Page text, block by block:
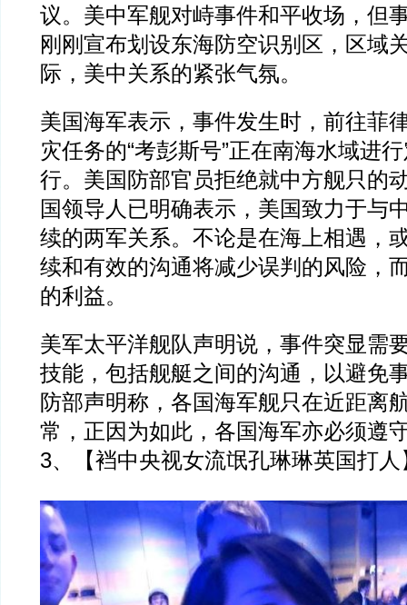
议。美中军舰对峙事件和平收场，但
刚刚宣布划设东海防空识别区，区域
际，美中关系的紧张气氛。
美国海军表示，事件发生时，前往菲
灾任务的“考彭斯号”正在南海水域进
行。美国防部官员拒绝就中方舰只的
国领导人已明确表示，美国致力于与
续的两军关系。不论是在海上相遇，
续和有效的沟通将减少误判的风险，
的利益。
美军太平洋舰队声明说，事件突显需
技能，包括舰艇之间的沟通，以避免
防部声明称，各国海军舰只在近距离
常，正因为如此，各国海军亦必须遵
3、【裆中央视女流氓孔琳琳英国打人